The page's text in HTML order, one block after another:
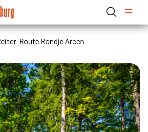
Route Rondje Arcen